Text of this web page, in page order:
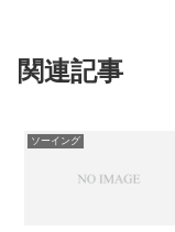
関連記事
ソーイング